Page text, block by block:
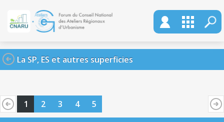
La SP, ES et autres superficies
1 2 3 4 5